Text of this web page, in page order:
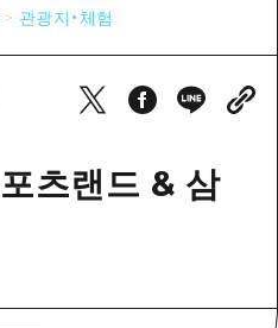
프
島) 주변
北)
口)현 동부
)현
패스
관광지・체험
츠랜드 & 삼